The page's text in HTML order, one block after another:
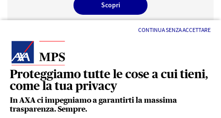
Proteggiamo tutte le cose a cui tieni,
come la tua privacy
In AXA ci impegniamo a garantirti la massima
trasparenza. Sempre.
CONTINUA SENZA ACCETTARE
Scopri
LINK UTILI